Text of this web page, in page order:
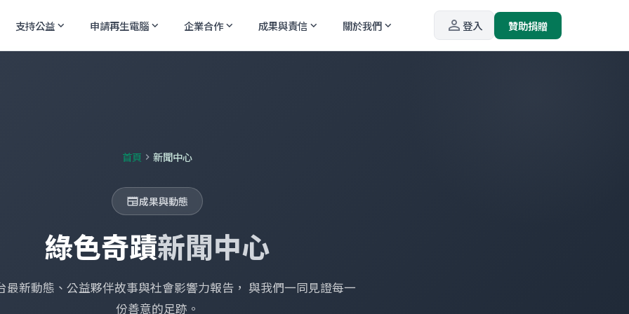
支持公益expand_more 申請再生電腦expand_more 企業合作expand_more 成果與責信expand_more 關於我們expand_more person_outline登入 贊助捐贈
首頁 chevron_right 新聞中心
newspaper成果與動態
綠色奇蹟新聞中心
最新動態、公益夥伴故事與社會影響力報告， 與我們一同見證每一
份善意的足跡。